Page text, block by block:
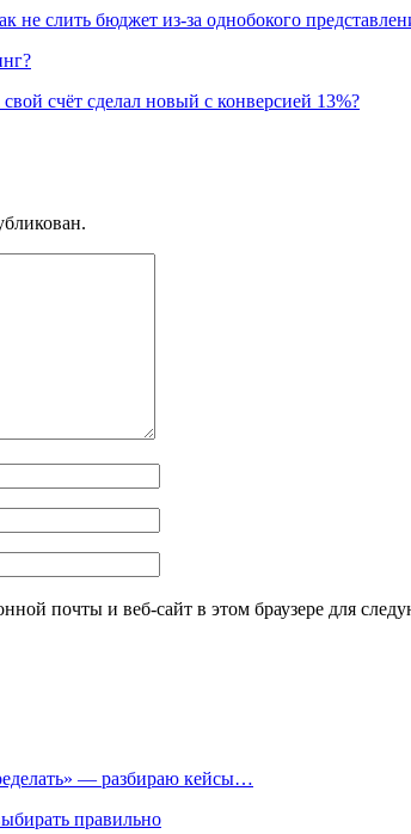
не слить бюджет из-за однобокого
счёт сделал новый с конверсией 13%?
почты и веб-сайт в этом браузере для
— разбираю кейсы…
правильно